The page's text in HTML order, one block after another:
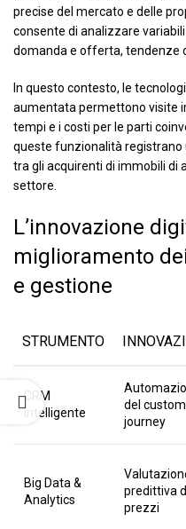
precise del mercato e delle
consente di analizzare
domanda e offerta, tendenze
In questo contesto, le
aumentata permettono visite
tempi e i costi per le parti
queste funzionalità registrano
tra gli acquirenti di immobili di
settore.
L’innovazione
miglioramento
e gestione
STRUMENTO
CRM
intelligente
del
journey
Big Data &
Analytics
predittiva
prezzi